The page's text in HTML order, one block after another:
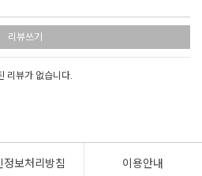
리뷰쓰기
리뷰가 없습니다.
정보처리방침 이용안내